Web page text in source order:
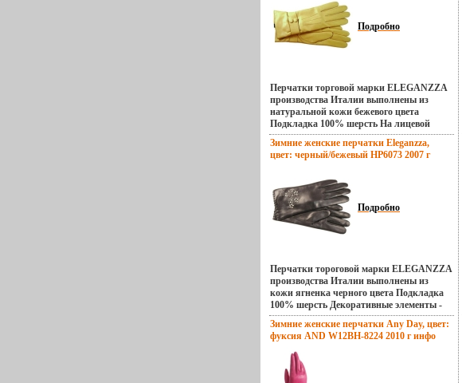
края перчаток - 4 см Артикул: C2512
Торговая марка: Eleganzza Цвет: черный/
серый Размер: L;M;S Страна: Румыния.
Подробно
Перчатки торговой марки ELEGANZZA
производства Италии выполнены из
натуральной кожи бежевого цвета
Подкладка 100% шерсть На лицевой
стороне декоративные швы "три луча" и
ремень с кнопками обтянутымбълмги
кожей Резинка на ладонной стороне
большого пальца до края перчаток - 8 5
см Длина пальцев - средняя Артикул:
HP5555 Торговая марка: Eleganzza Цвет:
бежевый Размер: 7;75;8 Страна: Италия.
Зимние женские перчатки Eleganzza,
цвет: черный/бежевый HP6073 2007 г
Подробно
Перчатки тороговой марки ELEGANZZA
производства Италии выполнены из
кожи ягненка черного цвета Подкладка
100% шерсть Декоративные элементы -
швы и плетение кожей Длина манжеты от
нижней точки большого пальцбълмма до
края перчаток - 6 см Длина пальцев -
средняя Артикул: HP6073 Торговая
марка: Eleganzza Цвет: черный/бежевый
Размер: 75;8 Страна: Италия.
Зимние женские перчатки Any Day, цвет:
фуксия AND W12BH-8224 2010 г инфо